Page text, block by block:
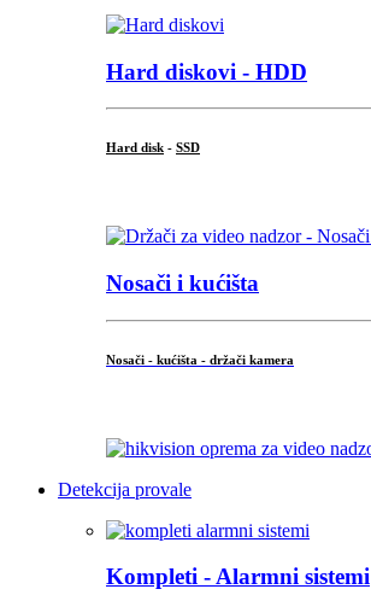
Hard diskovi - HDD
Hard disk - SSD
Nosači i kućišta
Nosači - kućišta - držači kamera
Detekcija provale
Kompleti - Alarmni sistemi